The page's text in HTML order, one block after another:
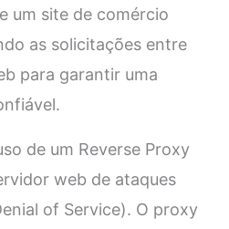
um site de comércio
as solicitações entre
para garantir uma
de um Reverse Proxy
web de ataques
of Service). O proxy